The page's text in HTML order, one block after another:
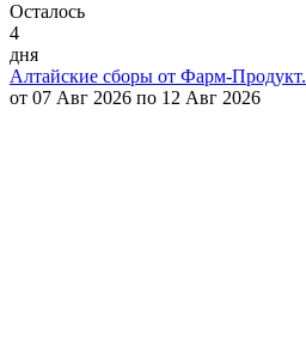
Осталось
4
дня
Алтайские сборы от Фарм-Продукт.
от 07 Авг 2026 по 12 Авг 2026